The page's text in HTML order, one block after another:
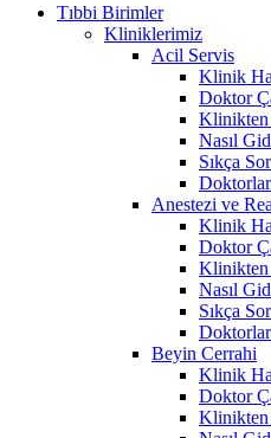
Tıbbi Birimler
Kliniklerimiz
Acil Servis
Klinik
Doktor
Klinikten
Nasıl
Sıkça
Anestezi ve
Klinik
Doktor
Klinikten
Nasıl
Sıkça
Beyin Cerrahi
Klinik
Doktor
Klinikten